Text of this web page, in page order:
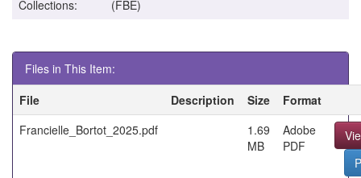
Collections:
(FBE)
Files in This Item:
File
Description Size
Format
Francielle_Bortot_2025.pdf
1.69
MB
Adobe
PDF